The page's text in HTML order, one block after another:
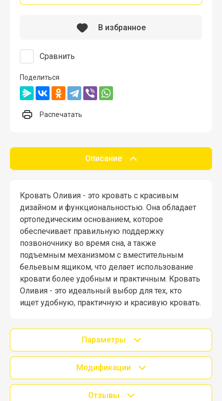
Сравнить
В избранное
Поделиться
Распечатать
Описание
Кровать Оливия - это кровать с красивым
дизайном и функциональностью. Она обладает
ортопедическим основанием, которое
обеспечивает правильную поддержку
позвоночнику во время сна, а также
подъемным механизмом с вместительным
бельевым ящиком, что делает использование
кровати более удобным и практичным. Кровать
Оливия - это идеальный выбор для тех, кто
ищет удобную, практичную и красивую кровать.
Параметры
Модификации
Отзывы